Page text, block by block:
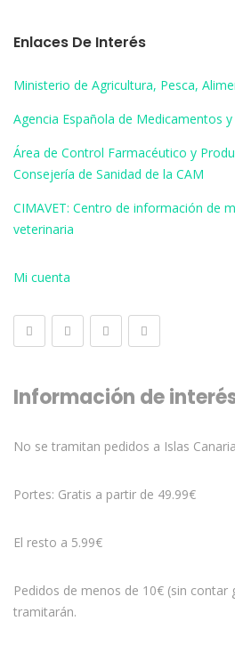
Enlaces De Interés
Ministerio de Agricultura, Pesca,
Agencia Española de Medicamentos
Área de Control Farmacéutico y
Consejería de Sanidad de la CAM
CIMAVET: Centro de información de
veterinaria
Mi cuenta
Información de
No se tramitan pedidos a Islas
Portes: Gratis a partir de 49.99€
El resto a 5.99€
Pedidos de menos de 10€ (sin contar
tramitarán.